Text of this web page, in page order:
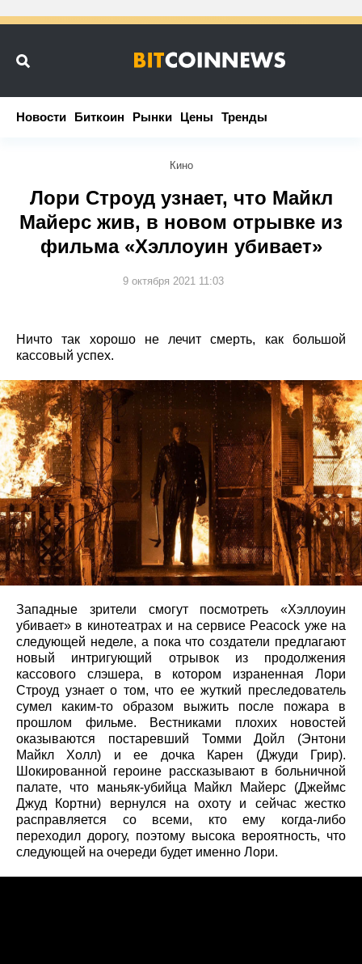
Новости Биткоин Рынки Цены Тренды
Новости Биткоин Рынки Цены Тренды
Кино
Лори Строуд узнает, что Майкл
Майерс жив, в новом отрывке из
фильма «Хэллоуин убивает»
9 октября 2021 11:03
Ничто так хорошо не лечит смерть, как большой
кассовый успех.
Западные зрители смогут посмотреть «Хэллоуин
убивает» в кинотеатрах и на сервисе Peacock уже на
следующей неделе, а пока что создатели предлагают
новый интригующий отрывок из продолжения
кассового слэшера, в котором израненная Лори
Строуд узнает о том, что ее жуткий преследователь
сумел каким-то образом выжить после пожара в
прошлом фильме. Вестниками плохих новостей
оказываются постаревший Томми Дойл (Энтони
Майкл Холл) и ее дочка Карен (Джуди Грир).
Шокированной героине рассказывают в больничной
палате, что маньяк-убийца Майкл Майерс (Джеймс
Джуд Кортни) вернулся на охоту и сейчас жестко
расправляется со всеми, кто ему когда-либо
переходил дорогу, поэтому высока вероятность, что
следующей на очереди будет именно Лори.